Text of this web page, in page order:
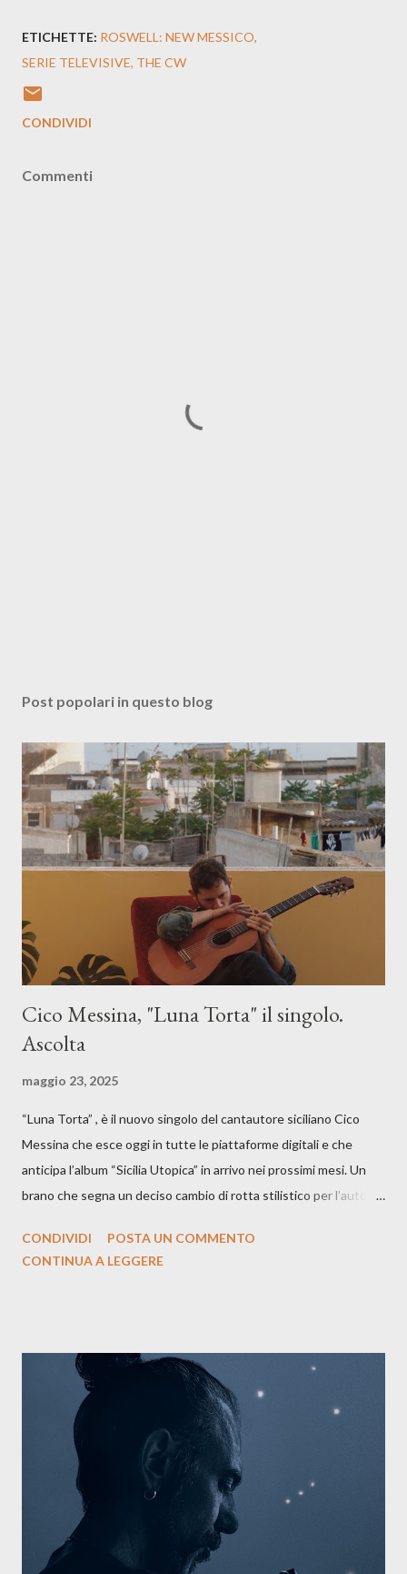
ETICHETTE: ROSWELL: NEW MESSICO
SERIE TELEVISIVE THE CW
CONDIVIDI
Commenti
Post popolari in questo blog
Cico Messina, "Luna Torta" il singolo.
Ascolta
maggio 23, 2025
“Luna Torta” , è il nuovo singolo del cantautore siciliano Cico
Messina che esce oggi in tutte le piattaforme digitali e che
anticipa l’album “Sicilia Utopica” in arrivo nei prossimi mesi. Un
brano che segna un deciso cambio di rotta stilistico per l’autore
testo ibrido tra italiano e siciliano, e un’urgenza espressiva che
La canzone racconta la difficoltà di creare, e perfino di esistere,
sotto il peso della realtà. Ma lo fa cercando una via d’uscita, una
forma di assoluzione, nel vivere e nel suonare, nel trovare respiro
anche quando l’aria sembra farsi più densa. Il brano è anche una
dichiarazione d’intenti: Cico Messina apre il suo nuovo percorso
artistico con una composizi...
CONDIVIDI
POSTA UN COMMENTO
CONTINUA A LEGGERE